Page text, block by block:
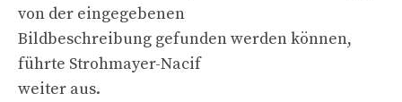
von der eingegebenen
Bildbeschreibung gefunden werden können,
führte Strohmayer-Nacif
weiter aus.